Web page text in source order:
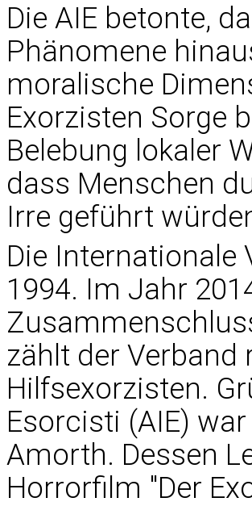
Die AIE betonte,
Phänomene
moralische
Exorzisten Sorge
Belebung lokaler
dass Menschen
Irre geführt
Die Internationale
1994. Im Jahr
zählt der Verband
Hilfsexorzisten.
Esorcisti (AIE)
Amorth. Dessen
Horrorfilm "Der